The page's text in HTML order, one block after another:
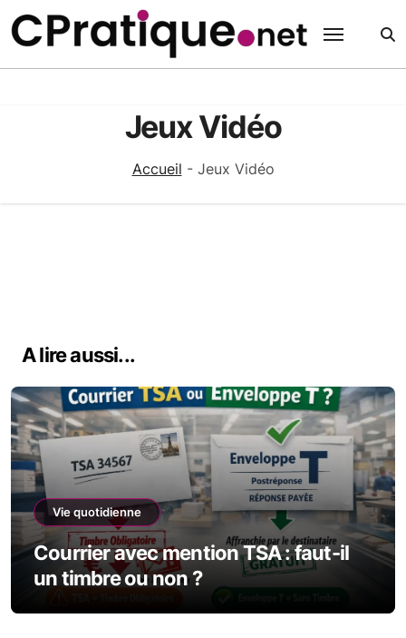
au
contenu
Jeux Vidéo
Accueil - Jeux Vidéo
A lire aussi...
Vie quotidienne
Courrier avec mention TSA : faut-il
un timbre ou non ?